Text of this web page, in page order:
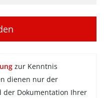
zur Kenntnis
dienen nur der
der Dokumentation Ihrer